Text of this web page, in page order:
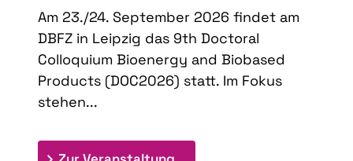
Am 23./24. September 2026 findet am
DBFZ in Leipzig das 9th Doctoral
Colloquium Bioenergy and Biobased
Products (DOC2026) statt. Im Fokus
stehen...